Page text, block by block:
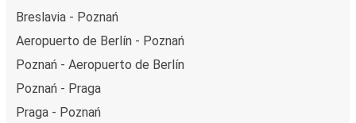
Breslavia - Poznań
Aeropuerto de Berlín - Poznań
Poznań - Aeropuerto de Berlín
Poznań - Praga
Praga - Poznań